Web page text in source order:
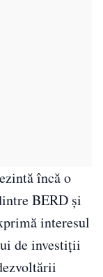
încă o
BERD și
interesul
de investiții